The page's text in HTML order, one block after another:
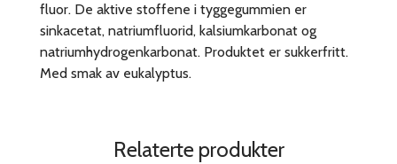
fluor. De aktive stoffene i tyggegummien er
sinkacetat, natriumfluorid, kalsiumkarbonat og
natriumhydrogenkarbonat. Produktet er sukkerfritt.
Med smak av eukalyptus.
Relaterte produkter